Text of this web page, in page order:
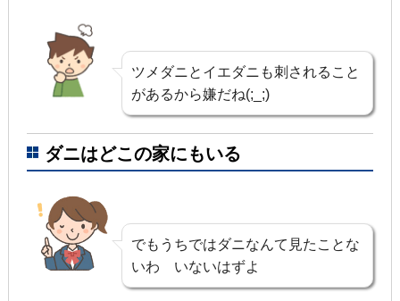
ツメダニとイエダニも刺されること
があるから嫌だね(;_;)
ダニはどこの家にもいる
でもうちではダニなんて見たことな
いわ いないはずよ